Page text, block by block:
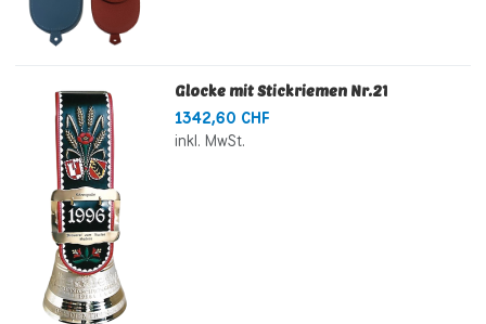
Glocke mit Stickriemen Nr.21
1342,60 CHF
inkl. MwSt.